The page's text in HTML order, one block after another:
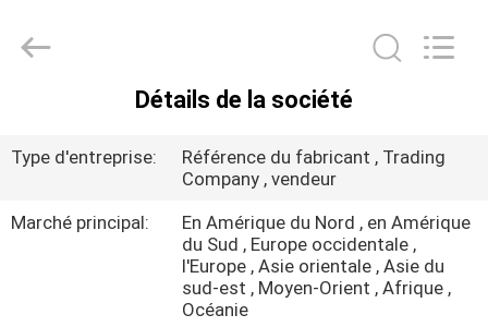
LA
VANSHUI
ENTERPRISE
Détails de la société
Type d'entreprise:
Référence du fabricant , Trading
Company , vendeur
Marché principal:
En Amérique du Nord , en Amérique
du Sud , Europe occidentale ,
l'Europe , Asie orientale , Asie du
sud-est , Moyen-Orient , Afrique ,
Océanie